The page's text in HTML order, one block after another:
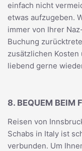
einfach nicht
etwas aufzugeben.
immer von Ihrer
Buchung
zusätzlichen Kosten
liebend gerne
8. BEQUEM BEIM
Reisen von
Schabs in Italy ist
verbunden. Um